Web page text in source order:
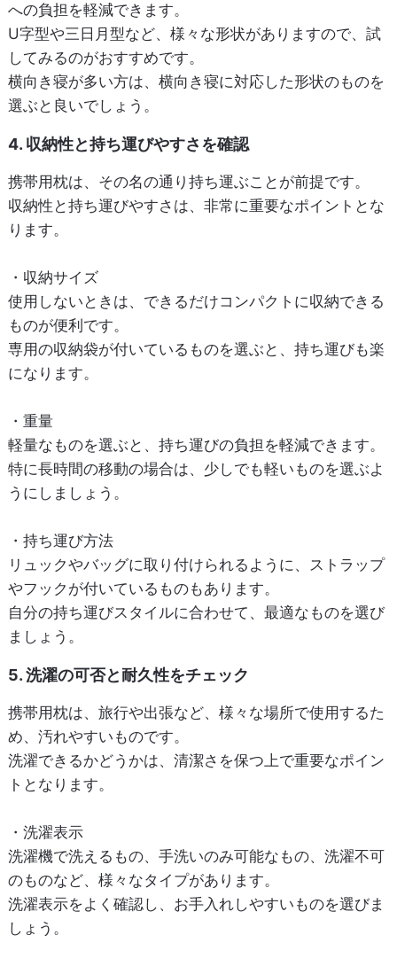
への負担を軽減できます。
U字型や三日月型など、様々な形状がありますので、試
してみるのがおすすめです。
横向き寝が多い方は、横向き寝に対応した形状のものを
選ぶと良いでしょう。
4. 収納性と持ち運びやすさを確認
携帯用枕は、その名の通り持ち運ぶことが前提です。
収納性と持ち運びやすさは、非常に重要なポイントとな
ります。
・収納サイズ
使用しないときは、できるだけコンパクトに収納できる
ものが便利です。
専用の収納袋が付いているものを選ぶと、持ち運びも楽
になります。
・重量
軽量なものを選ぶと、持ち運びの負担を軽減できます。
特に長時間の移動の場合は、少しでも軽いものを選ぶよ
うにしましょう。
・持ち運び方法
リュックやバッグに取り付けられるように、ストラップ
やフックが付いているものもあります。
自分の持ち運びスタイルに合わせて、最適なものを選び
ましょう。
5. 洗濯の可否と耐久性をチェック
携帯用枕は、旅行や出張など、様々な場所で使用するた
め、汚れやすいものです。
洗濯できるかどうかは、清潔さを保つ上で重要なポイン
トとなります。
・洗濯表示
洗濯機で洗えるもの、手洗いのみ可能なもの、洗濯不可
のものなど、様々なタイプがあります。
洗濯表示をよく確認し、お手入れしやすいものを選びま
しょう。